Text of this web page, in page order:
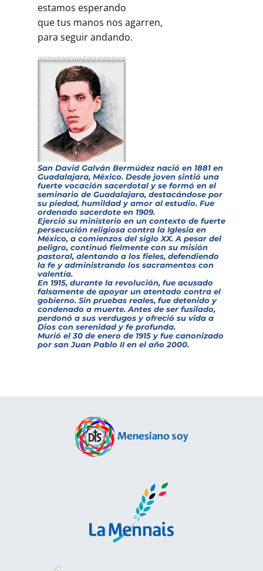
estamos esperando
que tus manos nos agarren,
para seguir andando.
San David Galván Bermúdez nació en 1881 en
Guadalajara, México. Desde joven sintió una
fuerte vocación sacerdotal y se formó en el
seminario de Guadalajara, destacándose por
su piedad, humildad y amor al estudio. Fue
ordenado sacerdote en 1909.
Ejerció su ministerio en un contexto de fuerte
persecución religiosa contra la Iglesia en
México, a comienzos del siglo XX. A pesar del
peligro, continuó fielmente con su misión
pastoral, alentando a los fieles, defendiendo
la fe y administrando los sacramentos con
valentía.
En 1915, durante la revolución, fue acusado
falsamente de apoyar un atentado contra el
gobierno. Sin pruebas reales, fue detenido y
condenado a muerte. Antes de ser fusilado,
perdonó a sus verdugos y ofreció su vida a
Dios con serenidad y fe profunda.
Murió el 30 de enero de 1915 y fue canonizado
por san Juan Pablo II en el año 2000.